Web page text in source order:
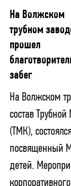
На Волжском
трубном
прошел
забег
На Волжском
состав
(ТМК),
посвященный
детей.